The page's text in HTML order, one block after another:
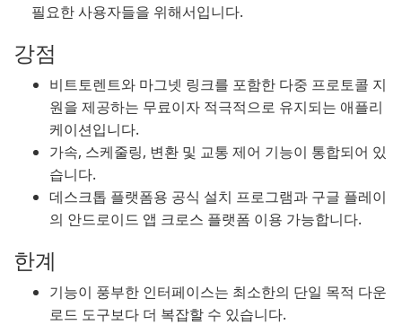
필요한 사용자들을 위해서입니다.
강점
비트토렌트와 마그넷 링크를 포함한 다중 프로토콜 지
원을 제공하는 무료이자 적극적으로 유지되는 애플리
케이션입니다.
가속, 스케줄링, 변환 및 교통 제어 기능이 통합되어 있
습니다.
데스크톱 플랫폼용 공식 설치 프로그램과 구글 플레이
의 안드로이드 앱 크로스 플랫폼 이용 가능합니다.
한계
기능이 풍부한 인터페이스는 최소한의 단일 목적 다운
로드 도구보다 더 복잡할 수 있습니다.